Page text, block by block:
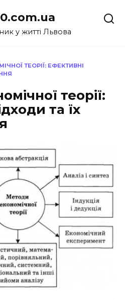
у житті Львова
ТЕОРІЇ: ЕФЕКТИВНІ
теорії:
та їх